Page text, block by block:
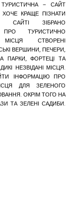
ТУРИСТИЧНА – САЙТ
КРАЩЕ ПІЗНАТИ
САЙТІ ЗІБРАНО
ПРО ТУРИСТИЧНО
МІСЦЯ СТВОРЕНІ
ВЕРШИНИ, ПЕЧЕРИ,
ПАРКИ, ФОРТЕЦІ ТА
НЕЗВІДАНІ МІСЦЯ.
ІНФОРМАЦІЮ ПРО
ДЛЯ ЗЕЛЕНОГО
ОКРІМ ТОГО НА
ТА ЗЕЛЕНІ САДИБИ.